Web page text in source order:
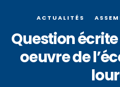
ACTUALITÉS
Question
oeuvre de